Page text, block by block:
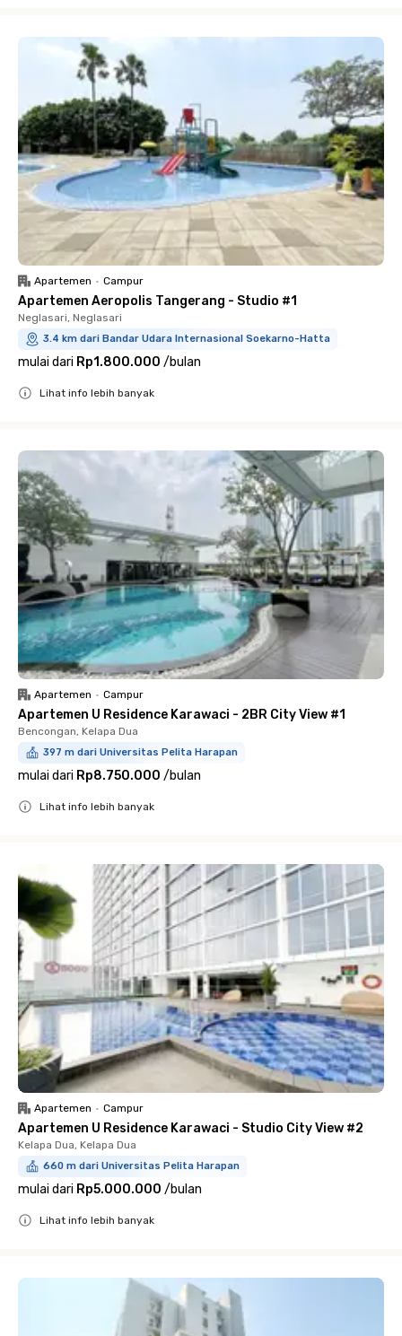
Apartemen • Campur
Apartemen Aeropolis Tangerang - Studio #1
Neglasari, Neglasari
3.4 km dari Bandar Udara Internasional Soekarno-Hatta
mulai dari Rp1.800.000 /bulan
Lihat info lebih banyak
Apartemen • Campur
Apartemen U Residence Karawaci - 2BR City View #1
Bencongan, Kelapa Dua
397 m dari Universitas Pelita Harapan
mulai dari Rp8.750.000 /bulan
Lihat info lebih banyak
Apartemen • Campur
Apartemen U Residence Karawaci - Studio City View #2
Kelapa Dua, Kelapa Dua
660 m dari Universitas Pelita Harapan
mulai dari Rp5.000.000 /bulan
Lihat info lebih banyak